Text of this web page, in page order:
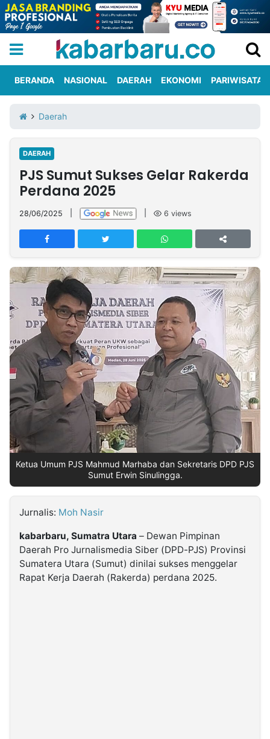
Iklan
Berita
Kami
Nasional
International
Olahraga
Entertainment
Daerah
Pariwisata
Kuliner
Kolom
Network
PT
TREETAN
MULTIMEDIA
INDONESIA
Partner
Insight
NTB
Suara
Time
Lens
IDN
Daily
Jogja
Jalan
Rakyat
Idealita
News
Kita
Notice
Dinamikapost.com
Radar
Baru
Seedbacklink
Follow
Kabarbaru
Kabarbaru.co
BERANDA NASIONAL DAERAH EKONOMI PARIWISATA
Daerah
DAERAH
PJS Sumut Sukses Gelar Rakerda
Perdana 2025
28/06/2025 6 views
Ketua Umum PJS Mahmud Marhaba dan Sekretaris DPD PJS
Sumut Erwin Sinulingga.
Jurnalis: Moh Nasir
kabarbaru, Sumatra Utara – Dewan Pimpinan
Daerah Pro Jurnalismedia Siber (DPD-PJS) Provinsi
Sumatera Utara (Sumut) dinilai sukses menggelar
Rapat Kerja Daerah (Rakerda) perdana 2025.